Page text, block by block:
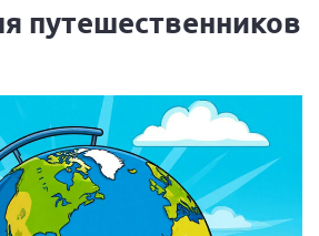
путешественников